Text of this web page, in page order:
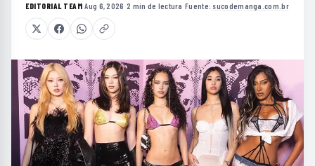
EDITORIAL TEAM·Aug 6, 2026 ·2 min de lectura ·Fuente: sucodemanga.com.br